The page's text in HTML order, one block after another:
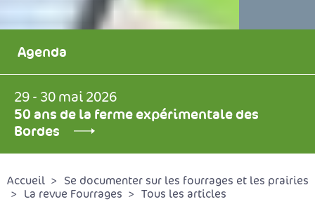
Agenda
29 - 30 mai 2026
50 ans de la ferme expérimentale des
Bordes
Accueil
Se documenter sur les fourrages et les prairies
La revue Fourrages
Tous les articles